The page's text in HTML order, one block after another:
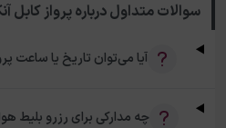
سوالات متداول دربارهپرواز کابل
آیا می‌توان تاریخ یا ساعت
چه مدارکی برای رزرو بلیط